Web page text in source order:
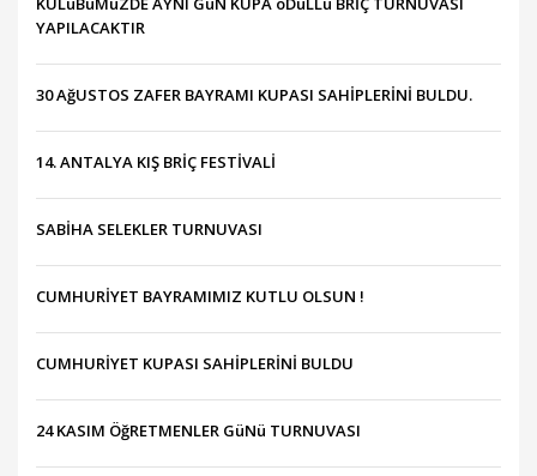
YAPILACAKTIR
30 AğUSTOS ZAFER BAYRAMI KUPASI SAHİPLERİNİ BULDU.
14. ANTALYA KIŞ BRİÇ FESTİVALİ
SABİHA SELEKLER TURNUVASI
CUMHURİYET BAYRAMIMIZ KUTLU OLSUN !
CUMHURİYET KUPASI SAHİPLERİNİ BULDU
24 KASIM ÖğRETMENLER GüNü TURNUVASI